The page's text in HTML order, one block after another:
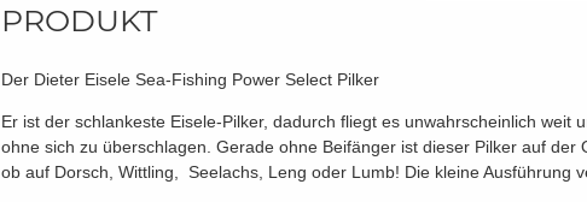
PRODUKT
Der Dieter Eisele Sea-Fishing Power Select Pilker
Er ist der schlankeste Eisele-Pilker, dadurch fliegt es unwahrscheinlich
ohne sich zu überschlagen. Gerade ohne Beifänger ist dieser Pilker auf
ob auf Dorsch, Wittling, Seelachs, Leng oder Lumb! Die kleine Ausführung